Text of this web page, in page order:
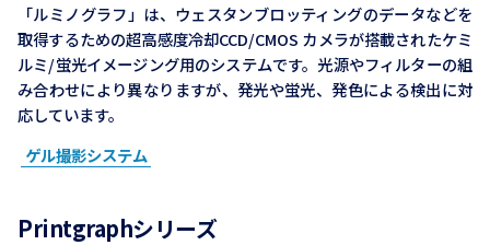
「ルミノグラフ」は、ウェスタンブロッティングのデータなどを
取得するための超高感度冷却CCD/CMOS カメラが搭載されたケミ
ルミ/蛍光イメージング用のシステムです。光源やフィルターの組
み合わせにより異なりますが、発光や蛍光、発色による検出に対
応しています。
ゲル撮影システム
Printgraphシリーズ